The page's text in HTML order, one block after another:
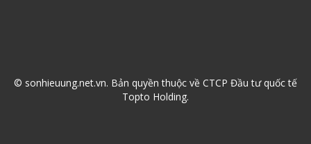
© sonhieuung.net.vn. Bản quyền thuộc về CTCP Đầu tư quốc tế
Topto Holding.